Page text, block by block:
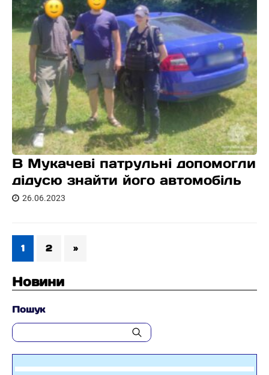
В Мукачеві патрульні допомогли
дідусю знайти його автомобіль
26.06.2023
1 2 »
Новини
Пошук